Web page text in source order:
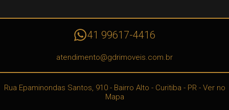
41 99617-4416
atendimento@gdrimoveis.com.br
Rua Epaminondas Santos, 910 - Bairro Alto - Curitiba - PR- Ver no
Mapa